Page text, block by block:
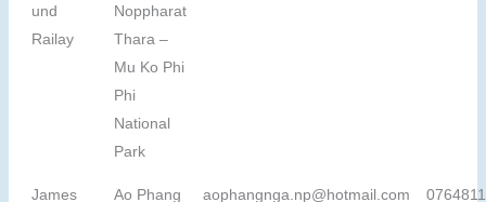
und
Railay
Noppharat
Thara –
Mu Ko Phi
Phi
National
Park
James
Ao Phang
aophangnga.np@hotmail.com